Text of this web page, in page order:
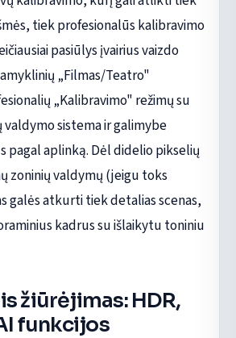
tiek profesionalūs kalibravimo
pasiūlys įvairius vaizdo
„Filmas/Teatro"
„Kalibravimo" režimų su
sistema ir galimybe
pagal aplinką. Dėl didelio pikselių
zoninių valdymų (jeigu toks
galės atkurti tiek detalias scenas,
kadrus su išlaikytu toniniu
žiūrėjimas: HDR,
funkcijos